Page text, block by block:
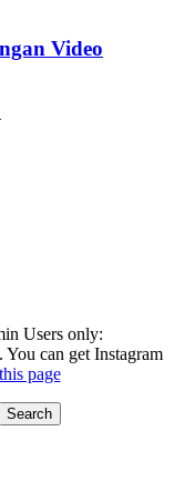
Video
Users only:
You can get Instagram
this page
Search